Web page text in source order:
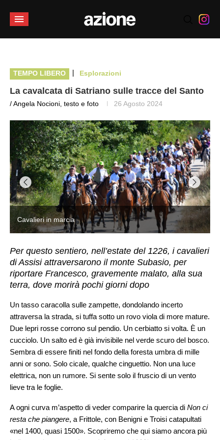
TEMPO LIBERO | Esplorazioni
La cavalcata di Satriano sulle tracce del Santo
/ Angela Nocioni, testo e foto 26 Agosto 2024
Per questo sentiero, nell’estate del 1226, i cavalieri
di Assisi attraversarono il monte Subasio, per
riportare Francesco, gravemente malato, alla sua
terra, dove morirà pochi giorni dopo
Un tasso caracolla sulle zampette, dondolando incerto
attraversa la strada, si tuffa sotto un rovo viola di more mature.
Due lepri rosse corrono sul pendio. Un cerbiatto si volta. È un
cucciolo. Un salto ed è già invisibile nel verde scuro del bosco.
Sembra di essere finiti nel fondo della foresta umbra di mille
anni or sono. Solo cicale, qualche cinguettio. Non una luce
elettrica, non un rumore. Si sente solo il fruscio di un vento
lieve tra le foglie.
A ogni curva m’aspetto di veder comparire la quercia di Non ci
resta che piangere, a Frittole, con Benigni e Troisi catapultati
«nel 1400, quasi 1500». Scopriremo che qui siamo ancora più